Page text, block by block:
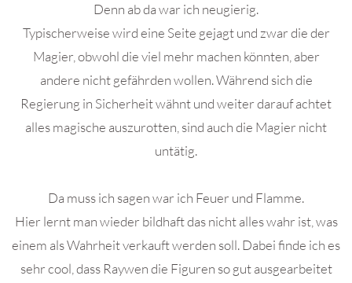
Denn ab da war ich neugierig.
Typischerweise wird eine Seite gejagt und zwar die der
Magier, obwohl die viel mehr machen könnten, aber
andere nicht gefährden wollen. Während sich die
Regierung in Sicherheit wähnt und weiter darauf achtet
alles magische auszurotten, sind auch die Magier nicht
untätig.
Da muss ich sagen war ich Feuer und Flamme.
Hier lernt man wieder bildhaft das nicht alles wahr ist, was
einem als Wahrheit verkauft werden soll. Dabei finde ich es
sehr cool, dass Raywen die Figuren so gut ausgearbeitet